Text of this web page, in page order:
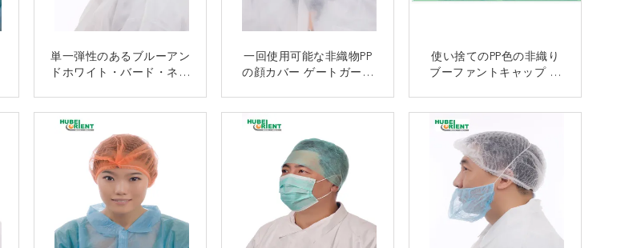
単一弾性のあるブルーアン
ドホワイト・バード・ネッ
接触
一回使用可能な非織物PP
の顔カバー ゲートガード
接触
使い捨てのPP色の非織り
ブーファントキャップ 丸
接触